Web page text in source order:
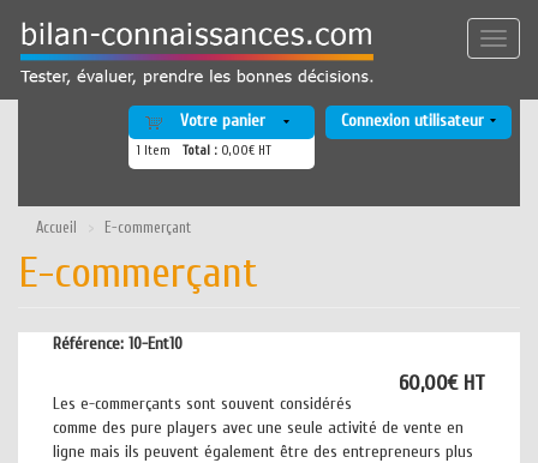
contenu
principal
Toggle
Votre panier
1 Item Total : 0,00€ HT
Connexion utilisateur
Accueil E-commerçant
E-commerçant
Référence: 10-Ent10
60,00€ HT
Les e-commerçants sont souvent considérés
comme des pure players avec une seule activité de vente en
ligne mais ils peuvent également être des entrepreneurs plus